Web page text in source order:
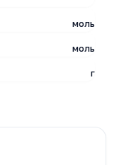
моль
моль
г